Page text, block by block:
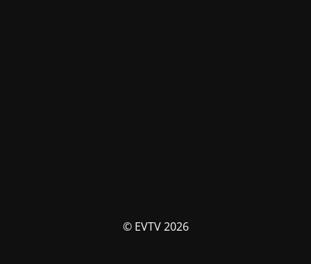
© EVTV 2026